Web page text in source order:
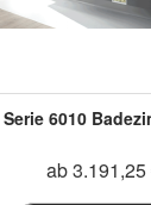
6010
ab 3.191,25